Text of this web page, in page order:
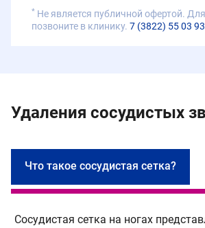
* Не является публичной офертой.
позвоните в клинику. 7 (3822) 55 03 93
Удаления сосудистых
Что такое сосудистая сетка?
Сосудистая сетка на ногах